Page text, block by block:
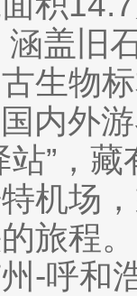
盖旧
生物
内外
站”，
机场
旅程。
-呼和